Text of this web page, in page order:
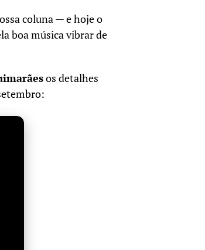
coluna — e hoje o
boa música vibrar de
os detalhes